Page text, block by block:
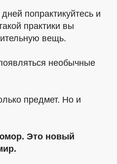
попрактикуйтесь и
практики вы
вещь.
необычные
предмет. Но и
Это новый